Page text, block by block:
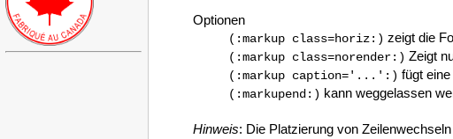
Optionen
(:markup class=horiz:) zeigt die
(:markup class=norender:) Zeigt
(:markup caption='...':) fügt
(:markupend:) kann weggelassen
Hinweis: Die Platzierung von